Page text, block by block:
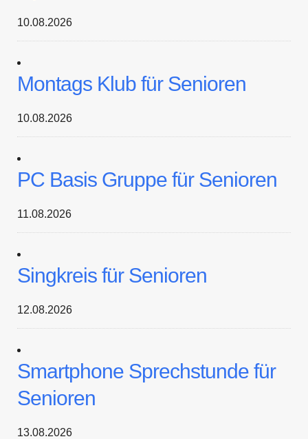
10.08.2026
Montags Klub für Senioren
10.08.2026
PC Basis Gruppe für Senioren
11.08.2026
Singkreis für Senioren
12.08.2026
Smartphone Sprechstunde für
Senioren
13.08.2026